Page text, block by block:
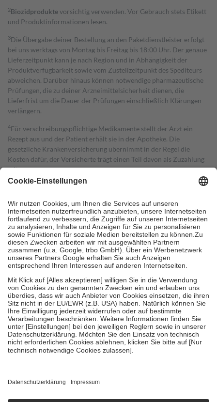
2Biozidproduktevorsichtig verwenden. Vor Gebrauch stets Etikett
und Produktinformationen lesen.
3Die Übergabe deiner Bestellung an den Paketdienstleister erfolgt
bei uns werktags von Montag bis Freitag bis 18:00 Uhr. Der genaue
Lieferzeitpunkt kann je nach Region und in Abhängigkeit der
Produktverfügbarkeit sowie vom Zustellzeitpunkt des Spediteurs
abweichen. Darüber hinaus können notwendige pharmazeutische
Prüfungen, die zu deiner Arzneimittelsicherheit dienen, die
Lieferfrist um die Dauer der Prüfungen einschließlich Klärungen
verlängern.
4Für verschreibungspflichtige Medikamente stellt der Arzt ein
Rezept aus und der Patient erhält sie in der Apotheke. Die
gesetzliche Krankenversicherung übernimmt in der Regel die
Kosten dafür, der Versicherte trägt einen Teil davon als Zuzahlung
mit.
Grundsätzlich leisten Mitglieder Zuzahlungen in Höhe von zehn
höchstens zehn Euro.
Es sind jedoch nie mehr als die tatsächlichen
Kosten der Leistung zu entrichten.
Diese Regeln gelten grundsätzlich auch für Online-Apotheken.
Bei Heilmitteln und häuslicher Krankenpflege beträgt die
Zuzahlung zehn Prozent der Kosten sowie zehn Euro je
Verordnung.
Um das Engagement der Versicherten für ihre eigene Gesundheit zu
stärken und die besondere Stellung der Familie zu unterstützen,
fallenkeine Zuzahlungenan bei:
• Kindern und Jugendlichen bis zum vollendeten 18. Lebensjahr
mit Ausnahme der Fahrkosten
• Untersuchungen zur Vorsorge und Früherkennung, die von der
GKV getragen werden
• empfohlenen Schutzimpfungen
• Harn- und Blutteststreifen
getroffen, um sicherzustellen, dass es sich um echte Bewertungen